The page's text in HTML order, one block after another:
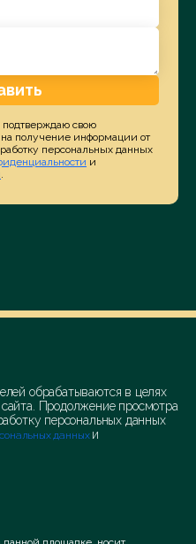
свою
на получение информации от
персональных данных
и
.
обрабатываются в целях
Продолжение просмотра
персональных данных
данных и